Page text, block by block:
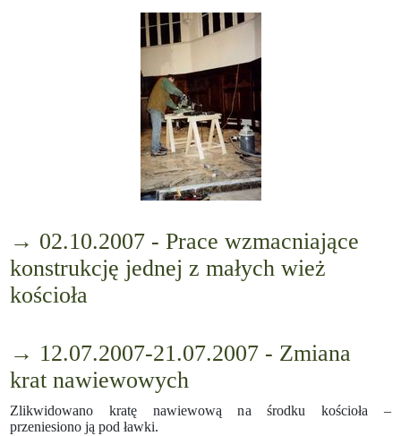
→ 02.10.2007 - Prace wzmacniające
konstrukcję jednej z małych wież
kościoła
→ 12.07.2007-21.07.2007 - Zmiana
krat nawiewowych
Zlikwidowano kratę nawiewową na środku kościoła –
przeniesiono ją pod ławki.